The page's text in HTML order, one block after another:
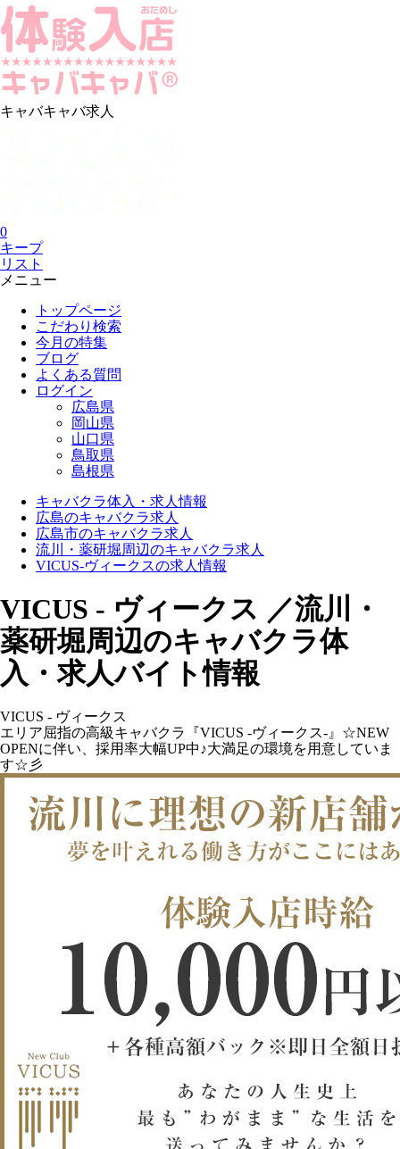
キャバキャバ求人
0
キープ
リスト
メニュー
トップページ
こだわり検索
今月の特集
ブログ
よくある質問
ログイン
広島県
岡山県
山口県
鳥取県
島根県
キャバクラ体入・求人情報
広島のキャバクラ求人
広島市のキャバクラ求人
流川・薬研堀周辺のキャバクラ求人
VICUS-ヴィークスの求人情報
VICUS - ヴィークス ／流川・
薬研堀周辺のキャバクラ体
入・求人バイト情報
VICUS - ヴィークス
エリア屈指の高級キャバクラ『VICUS -ヴィークス-』☆NEW
OPENに伴い、採用率大幅UP中♪大満足の環境を用意していま
す☆彡